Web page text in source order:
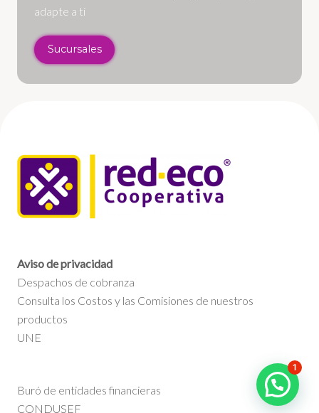
adapte a ti
Sucursales
Aviso de privacidad
Despachos de cobranza
Consulta los Costos y las Comisiones de nuestros
productos
UNE
Buró de entidades financieras
CONDUSEF
1